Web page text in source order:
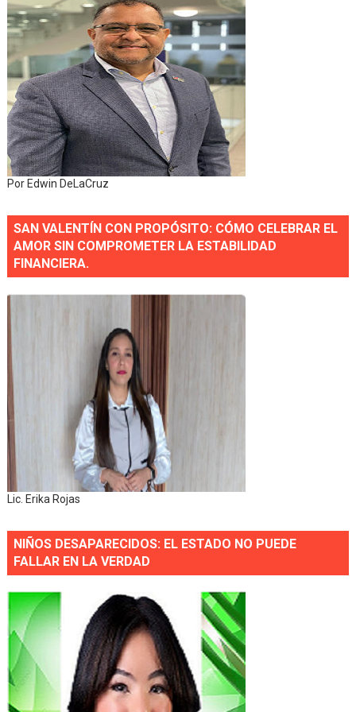
Por Edwin DeLaCruz
SAN VALENTÍN CON PROPÓSITO: CÓMO CELEBRAR EL
AMOR SIN COMPROMETER LA ESTABILIDAD
FINANCIERA.
Lic. Erika Rojas
NIÑOS DESAPARECIDOS: EL ESTADO NO PUEDE
FALLAR EN LA VERDAD